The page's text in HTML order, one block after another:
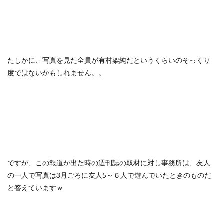
たしかに、写真を見た全員が有村架純だというくらいのそっくり
度ではないかもしれません。。
ですが、この報道が出た時の週刊誌の取材に対し事務所は、友人
の一人で写真は3月ごろに友人5～６人で遊んでいたときのものだ
と答えていますｗ